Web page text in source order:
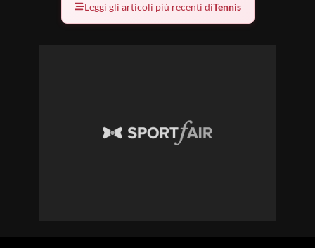
Leggi gli articoli più recenti diTennis